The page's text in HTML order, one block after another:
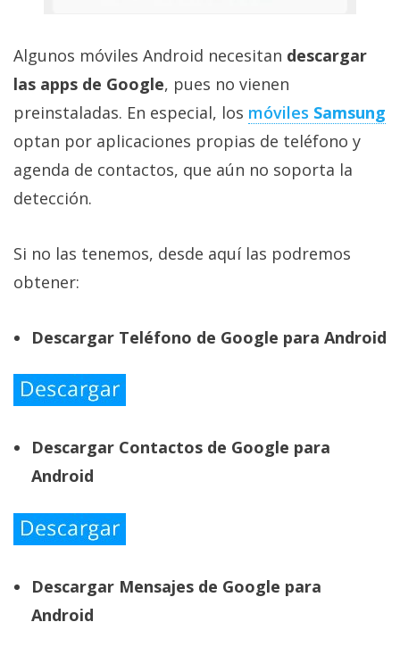
Algunos móviles Android necesitan descargar
las apps de Google, pues no vienen
preinstaladas. En especial, los móviles Samsung
optan por aplicaciones propias de teléfono y
agenda de contactos, que aún no soporta la
detección.
Si no las tenemos, desde aquí las podremos
obtener:
Descargar Teléfono de Google para Android
Descargar Contactos de Google para
Android
Descargar Mensajes de Google para
Android